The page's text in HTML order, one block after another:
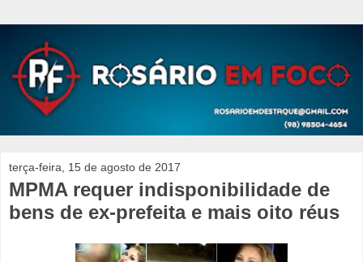
terça-feira, 15 de agosto de 2017
MPMA requer indisponibilidade de
bens de ex-prefeita e mais oito réus